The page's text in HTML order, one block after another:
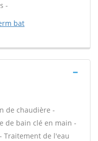
-
bat
de chaudière -
de bain clé en main -
Traitement de l'eau